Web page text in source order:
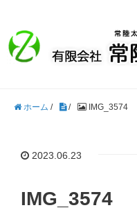
ホーム / / IMG_3574
2023.06.23
IMG_3574